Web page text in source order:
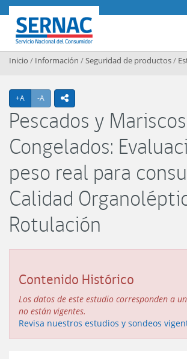
Contenido principal
SERNAC
Inicio / Información /Seguridad de productos/
+A Agrandar texto
-A Achicar textoicono compartir
Pescados y Mariscos
Congelados:
peso real para
Calidad
Rotulación
Contenido Histórico
Los datos de este estudio corresponden a
no están vigentes.
Revisa nuestros estudios y sondeos